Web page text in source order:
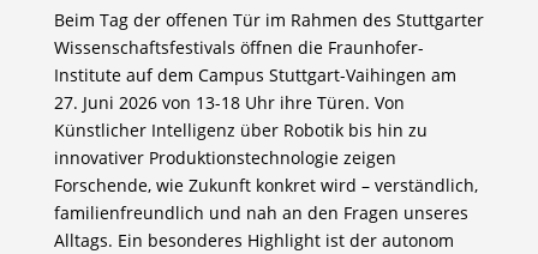
Beim Tag der offenen Tür im Rahmen des Stuttgarter
Wissenschaftsfestivals öffnen die Fraunhofer-
Institute auf dem Campus Stuttgart-Vaihingen am
27. Juni 2026 von 13-18 Uhr ihre Türen. Von
Künstlicher Intelligenz über Robotik bis hin zu
innovativer Produktionstechnologie zeigen
Forschende, wie Zukunft konkret wird – verständlich,
familienfreundlich und nah an den Fragen unseres
Alltags. Ein besonderes Highlight ist der autonom